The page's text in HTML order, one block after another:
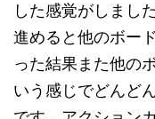
した感覚がしまし
進めると他のボー
った結果また他の
いう感じでどんど